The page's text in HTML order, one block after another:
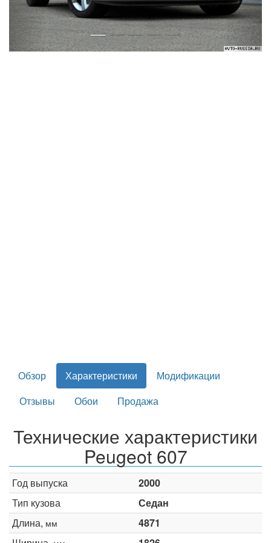
Обзор Характеристики
Модификации
Отзывы
Обои Продажа
Технические характеристики
Peugeot 607
Год выпуска
2000
Тип кузова
Седан
Длина, мм
4871